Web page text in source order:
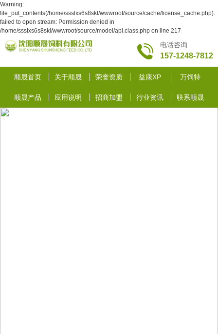
Warning:
file_put_contents(/home/ssslxs6s8skl/wwwroot/source/cache/license_cache.php):
failed to open stream: Permission denied in
/home/ssslxs6s8skl/wwwroot/source/model/api.class.php on line 217
电话咨询
157-1248-7812
顺晟首页 关于顺晟 荣誉资质 益康XP 万饲特
顺晟产品 应用说明 招商加盟 行业资讯 联系顺晟